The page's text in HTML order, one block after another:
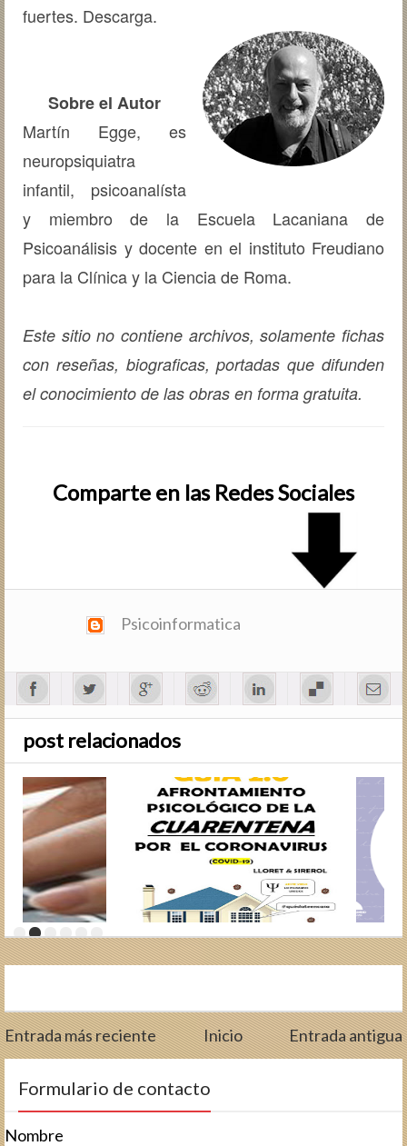
fuertes. Descarga.
Sobre el Autor
Martín Egge, es
neuropsiquiatra
infantil, psicoanalísta
y miembro de la Escuela Lacaniana de
Psicoanálisis y docente en el instituto Freudiano
para la Clínica y la Ciencia de Roma.
Este sitio no contiene archivos, solamente fichas
con reseñas, biografic­as, portadas que difunden
el conocimiento de las obras en forma gratuita.
Comparte en las Redes Sociales
Psicoinformatica
post relacionados
Entrada más reciente Inicio Entrada antigua
Formulario de contacto
Nombre